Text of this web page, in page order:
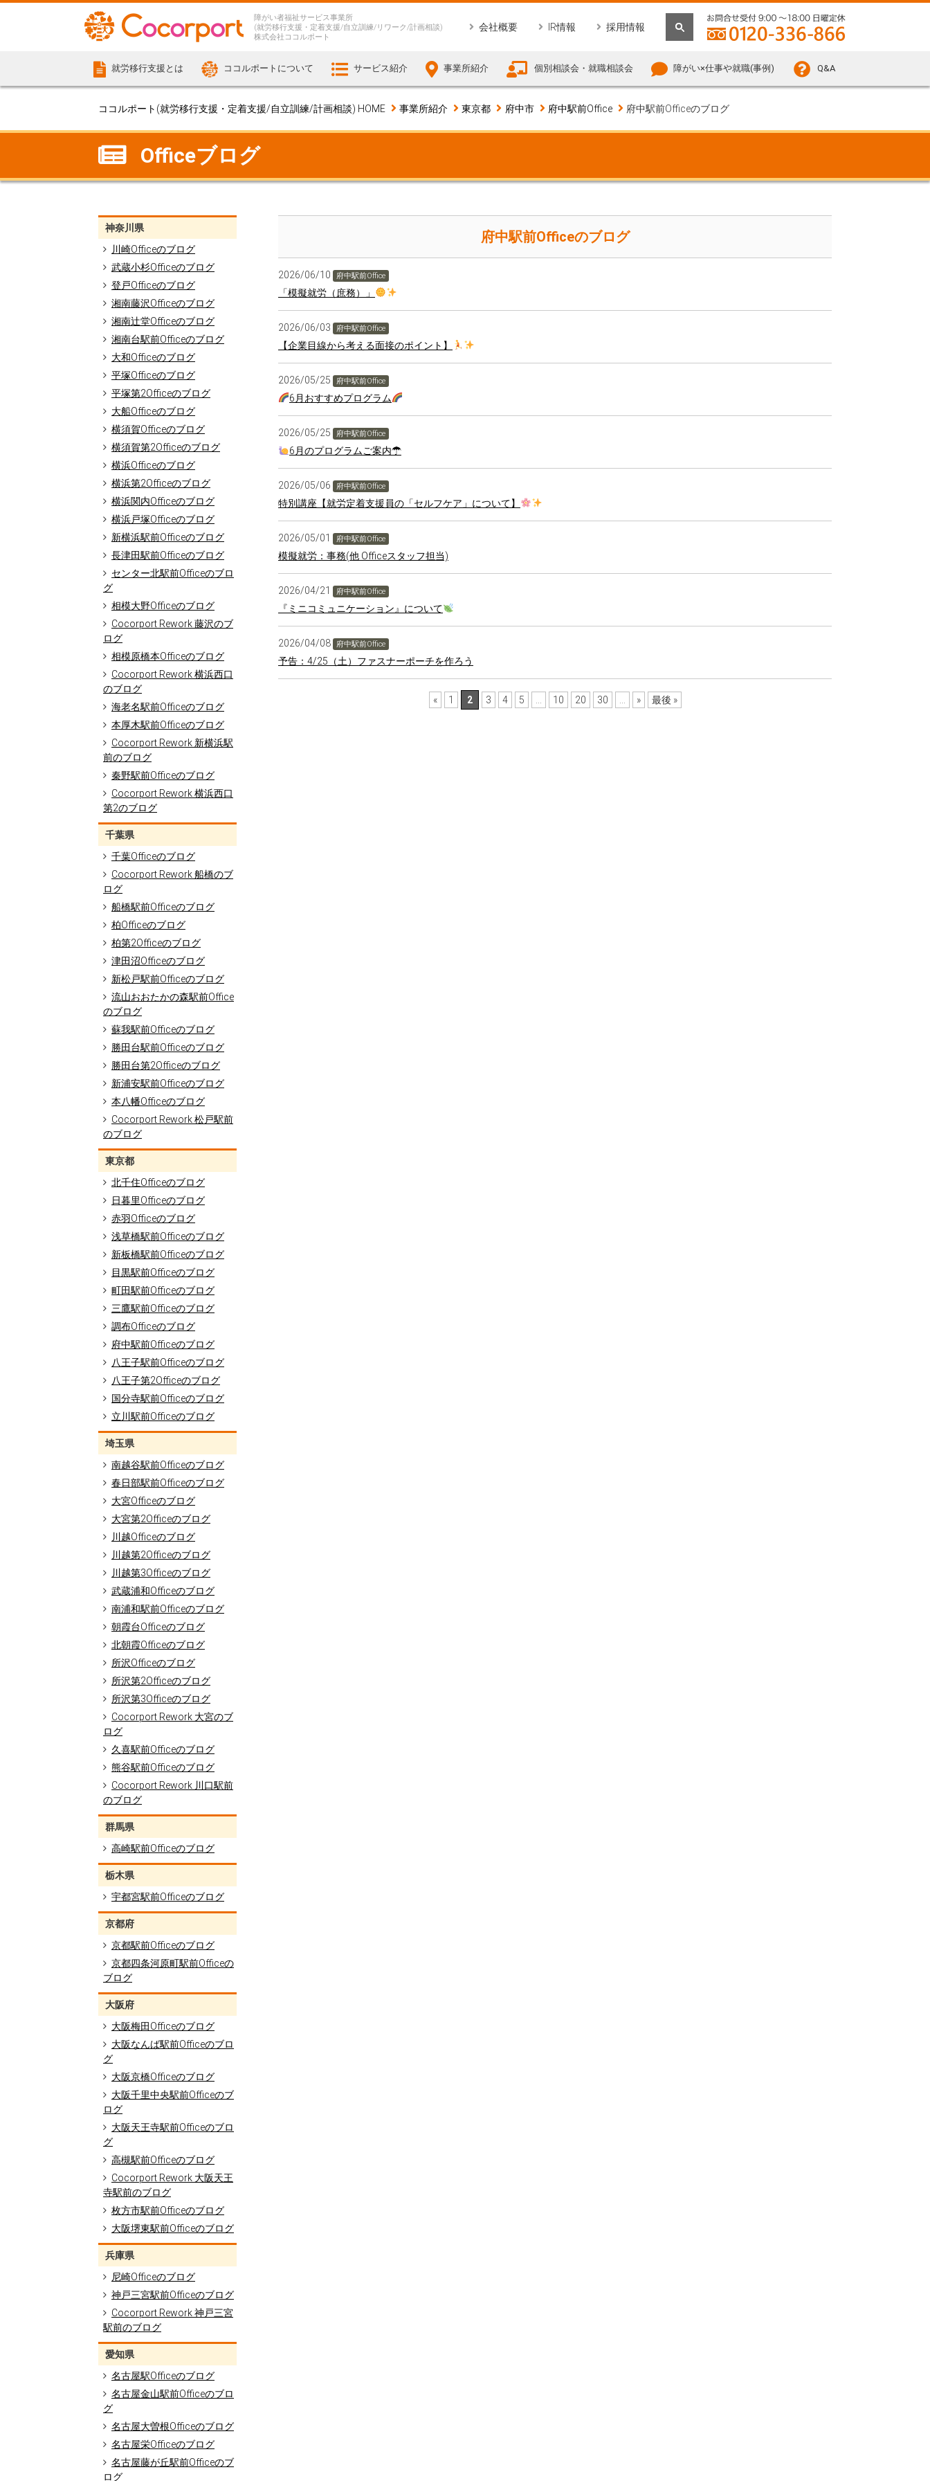
障がい者福祉サービス事業所
(就労移行支援・定着支援/自立訓練/リワーク/計画相談)
株式会社ココルポート
会社概要 IR情報 採用情報
就労移行支援とは ココルポートについて サービス紹介 事業所紹介 個別相談会・就職相談会 障がい×仕事や就職(事例) Q&A
ココルポート(就労移行支援・定着支援/自立訓練/計画相談) HOME 事業所紹介 東京都 府中市 府中駅前Office 府中駅前Officeのブログ
Officeブログ
神奈川県
川崎Officeのブログ
武蔵小杉Officeのブログ
登戸Officeのブログ
湘南藤沢Officeのブログ
湘南辻堂Officeのブログ
湘南台駅前Officeのブログ
大和Officeのブログ
平塚Officeのブログ
平塚第2Officeのブログ
大船Officeのブログ
横須賀Officeのブログ
横須賀第2Officeのブログ
横浜Officeのブログ
横浜第2Officeのブログ
横浜関内Officeのブログ
横浜戸塚Officeのブログ
新横浜駅前Officeのブログ
長津田駅前Officeのブログ
センター北駅前Officeのブロ
グ
相模大野Officeのブログ
Cocorport Rework 藤沢のブ
ログ
相模原橋本Officeのブログ
Cocorport Rework 横浜西口
のブログ
海老名駅前Officeのブログ
本厚木駅前Officeのブログ
Cocorport Rework 新横浜駅
前のブログ
秦野駅前Officeのブログ
Cocorport Rework 横浜西口
第2のブログ
千葉県
千葉Officeのブログ
Cocorport Rework 船橋のブ
ログ
船橋駅前Officeのブログ
柏Officeのブログ
柏第2Officeのブログ
津田沼Officeのブログ
新松戸駅前Officeのブログ
流山おおたかの森駅前Office
のブログ
蘇我駅前Officeのブログ
勝田台駅前Officeのブログ
勝田台第2Officeのブログ
新浦安駅前Officeのブログ
本八幡Officeのブログ
Cocorport Rework 松戸駅前
のブログ
東京都
北千住Officeのブログ
日暮里Officeのブログ
赤羽Officeのブログ
浅草橋駅前Officeのブログ
新板橋駅前Officeのブログ
目黒駅前Officeのブログ
町田駅前Officeのブログ
三鷹駅前Officeのブログ
調布Officeのブログ
府中駅前Officeのブログ
八王子駅前Officeのブログ
八王子第2Officeのブログ
国分寺駅前Officeのブログ
立川駅前Officeのブログ
埼玉県
南越谷駅前Officeのブログ
春日部駅前Officeのブログ
大宮Officeのブログ
大宮第2Officeのブログ
川越Officeのブログ
川越第2Officeのブログ
川越第3Officeのブログ
武蔵浦和Officeのブログ
南浦和駅前Officeのブログ
朝霞台Officeのブログ
北朝霞Officeのブログ
所沢Officeのブログ
所沢第2Officeのブログ
所沢第3Officeのブログ
Cocorport Rework 大宮のブ
ログ
久喜駅前Officeのブログ
熊谷駅前Officeのブログ
Cocorport Rework 川口駅前
のブログ
群馬県
高崎駅前Officeのブログ
栃木県
宇都宮駅前Officeのブログ
京都府
京都駅前Officeのブログ
京都四条河原町駅前Officeの
ブログ
大阪府
大阪梅田Officeのブログ
大阪なんば駅前Officeのブロ
グ
大阪京橋Officeのブログ
大阪千里中央駅前Officeのブ
ログ
大阪天王寺駅前Officeのブロ
グ
高槻駅前Officeのブログ
Cocorport Rework 大阪天王
寺駅前のブログ
枚方市駅前Officeのブログ
大阪堺東駅前Officeのブログ
兵庫県
尼崎Officeのブログ
神戸三宮駅前Officeのブログ
Cocorport Rework 神戸三宮
駅前のブログ
愛知県
名古屋駅Officeのブログ
名古屋金山駅前Officeのブロ
グ
名古屋大曽根Officeのブログ
名古屋栄Officeのブログ
名古屋藤が丘駅前Officeのブ
ログ
府中駅前Officeのブログ
2026/06/10 府中駅前Office
「模擬就労（庶務）」
2026/06/03 府中駅前Office
【企業目線から考える面接のポイント】
2026/05/25 府中駅前Office
6月おすすめプログラム
2026/05/25 府中駅前Office
6月のプログラムご案内☂
2026/05/06 府中駅前Office
特別講座【就労定着支援員の「セルフケア」について】
2026/05/01 府中駅前Office
模擬就労：事務(他 Officeスタッフ担当)
2026/04/21 府中駅前Office
『ミニコミュニケーション』について
2026/04/08 府中駅前Office
予告：4/25（土）ファスナーポーチを作ろう
« 1 2 3 4 5 10 20 30 » 最後 »